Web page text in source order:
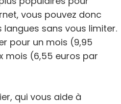
vous pouvez donc
sans vous limiter.
pour un mois (9,95
mois (6,55 euros par
qui vous aide à